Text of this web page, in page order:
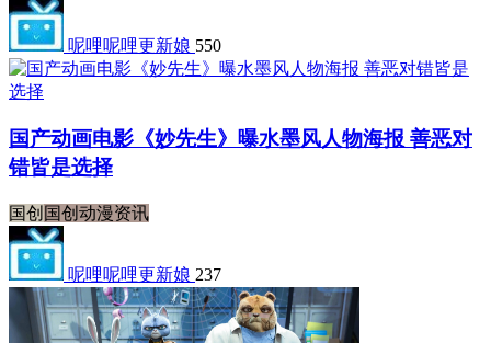
呢哩呢哩更新娘 550
国产动画电影《妙先生》曝水墨风人物海报 善恶对
错皆是选择
国创 国创动漫资讯
呢哩呢哩更新娘 237